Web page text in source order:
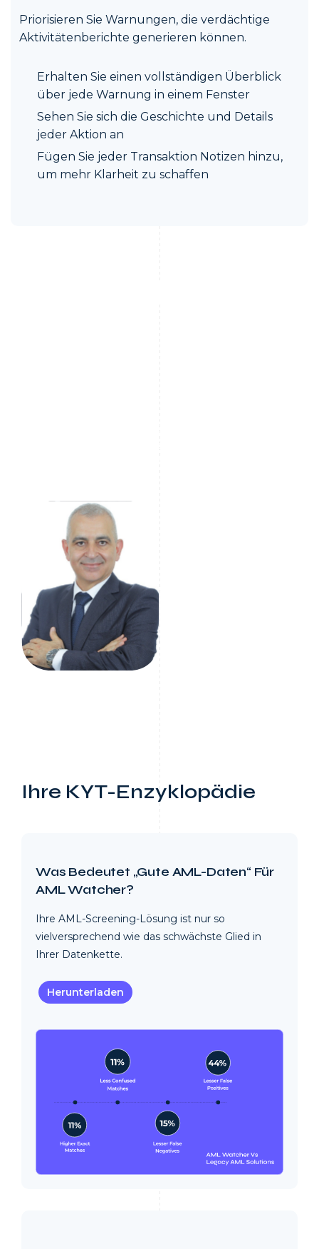
Priorisieren Sie Warnungen, die verdächtige
Aktivitätenberichte generieren können.
Erhalten Sie einen vollständigen Überblick
über jede Warnung in einem Fenster
Sehen Sie sich die Geschichte und Details
jeder Aktion an
Fügen Sie jeder Transaktion Notizen hinzu,
um mehr Klarheit zu schaffen
Ihre KYT-Enzyklopädie
Was Bedeutet „Gute AML-Daten“ Für
AML Watcher?
Ihre AML-Screening-Lösung ist nur so
vielversprechend wie das schwächste Glied in
Ihrer Datenkette.
Herunterladen